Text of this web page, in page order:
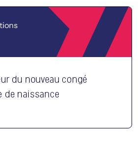
du nouveau congé
de naissance